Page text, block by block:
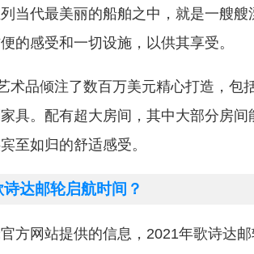
当代最美丽的船舶之中，就是一艘艘
的感受和一切设施，以供其享受。
术品倾注了数百万美元精心打造，包
具。配有超大房间，其中大部分房间
至如归的舒适感受。
达邮轮启航时间？
方网站提供的信息，2021年歌诗达